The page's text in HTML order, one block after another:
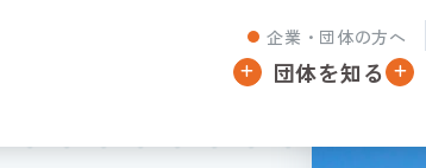
企業・団体の方へ
団体を知る